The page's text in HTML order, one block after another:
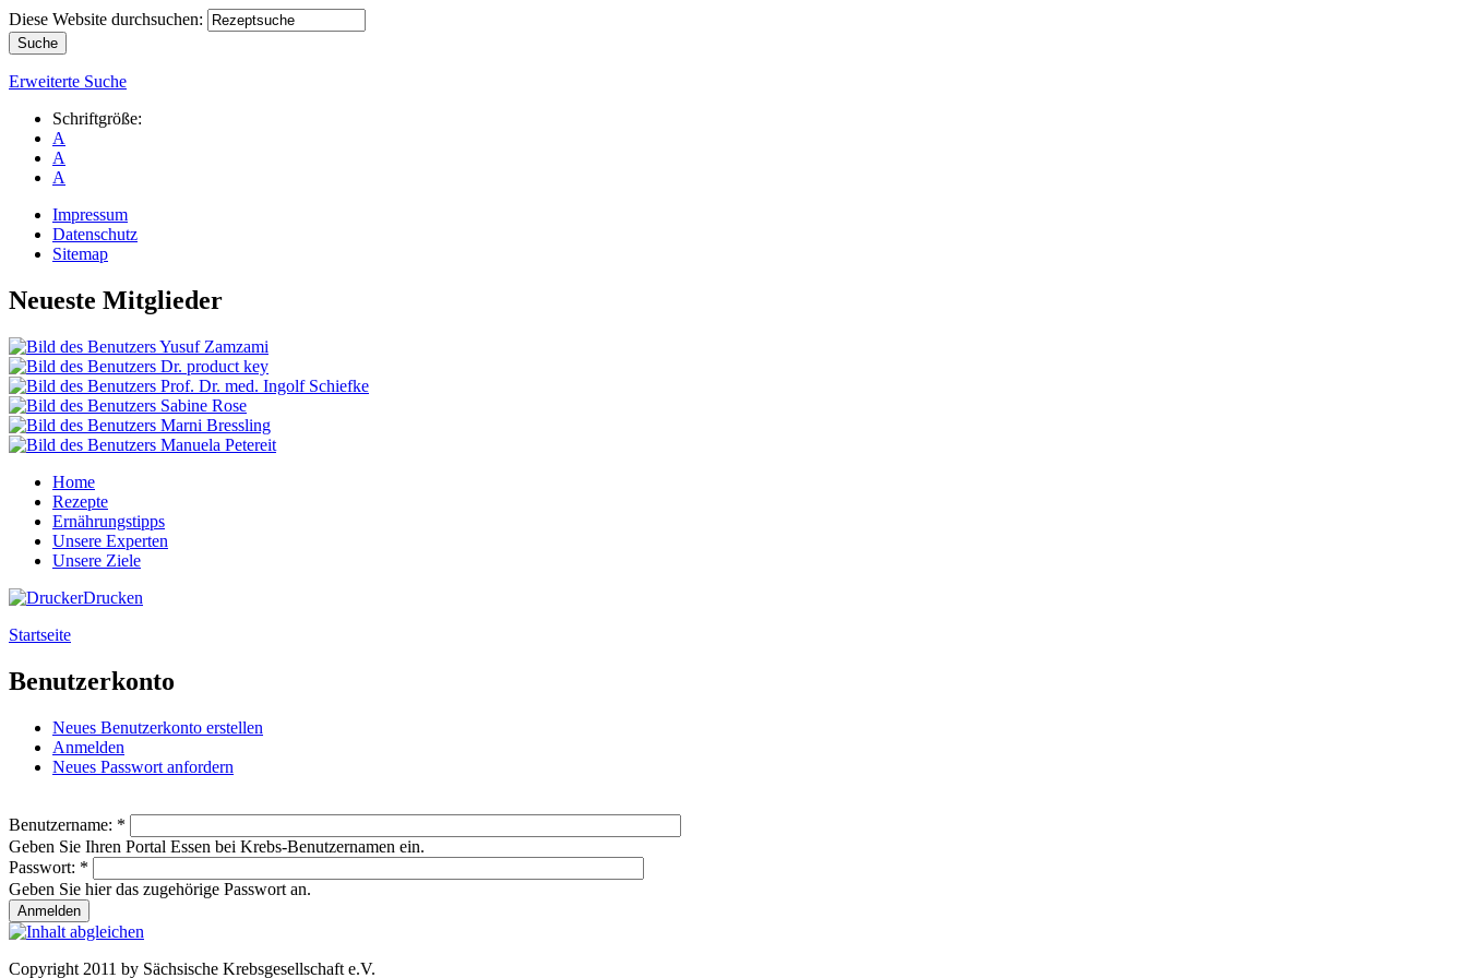
Diese Website durchsuchen:
Erweiterte Suche
Schriftgröße:
A
A
A
Impressum
Datenschutz
Sitemap
Neueste Mitglieder
Home
Rezepte
Ernährungstipps
Unsere Experten
Unsere Ziele
Drucken
Startseite
Benutzerkonto
Neues Benutzerkonto erstellen
Anmelden
Neues Passwort anfordern
Benutzername: *
Geben Sie Ihren Portal Essen bei Krebs-Benutzernamen ein.
Passwort: *
Geben Sie hier das zugehörige Passwort an.
Copyright 2011 by Sächsische Krebsgesellschaft e.V.